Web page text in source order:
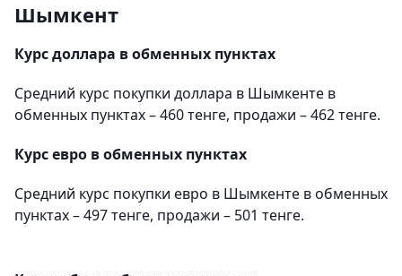
Шымкент
Курс доллара в обменных пунктах
Средний курс покупки доллара в Шымкенте в
обменных пунктах – 460 тенге, продажи – 462 тенге.
Курс евро в обменных пунктах
Средний курс покупки евро в Шымкенте в обменных
пунктах – 497 тенге, продажи – 501 тенге.